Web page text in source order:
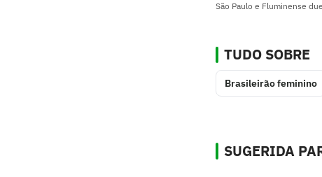
São Paulo e Fluminense
TUDO SOBRE
Brasileirão feminino
SUGERIDA